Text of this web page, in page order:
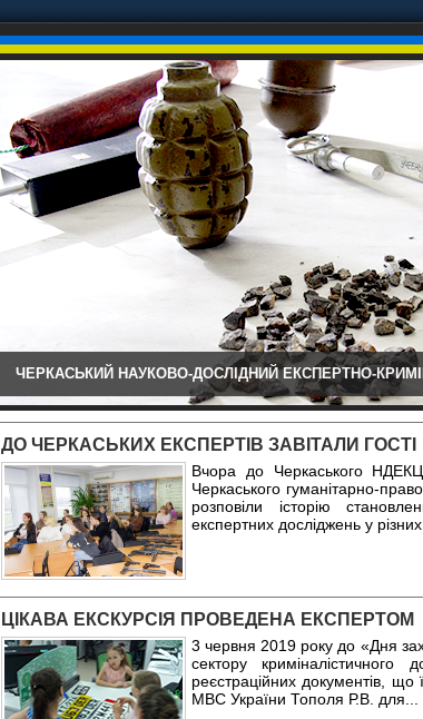
ЧЕРКАСЬКИЙ НАУКОВО-ДОСЛІДНИЙ ЕКСПЕРТНО-
ДО ЧЕРКАСЬКИХ ЕКСПЕРТІВ ЗАВІТАЛИ ГОСТІ
Вчора до Черкаського
Черкаського гуманітарно-
розповіли історію
експертних досліджень у різних
ЦІКАВА ЕКСКУРСІЯ ПРОВЕДЕНА ЕКСПЕРТОМ
3 червня 2019 року до «Дня
сектору криміналістичного
реєстраційних документів,
МВС України Тополя Р.В. для